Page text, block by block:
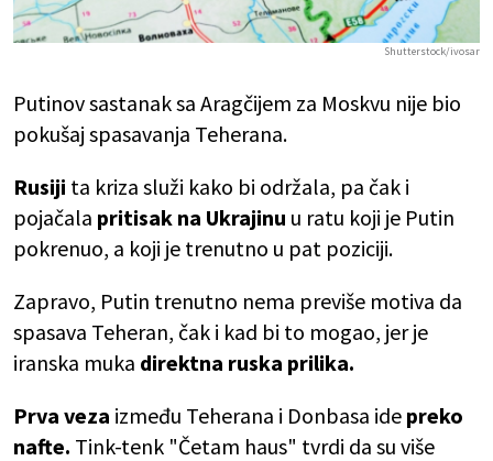
Shutterstock/ivosar
Putinov sastanak sa Aragčijem za Moskvu nije bio
pokušaj spasavanja Teherana.
Rusiji ta kriza služi kako bi održala, pa čak i
pojačala pritisak na Ukrajinu u ratu koji je Putin
pokrenuo, a koji je trenutno u pat poziciji.
Zapravo, Putin trenutno nema previše motiva da
spasava Teheran, čak i kad bi to mogao, jer je
iranska muka direktna ruska prilika.
Prva veza između Teherana i Donbasa ide preko
nafte. Tink-tenk "Četam haus" tvrdi da su više